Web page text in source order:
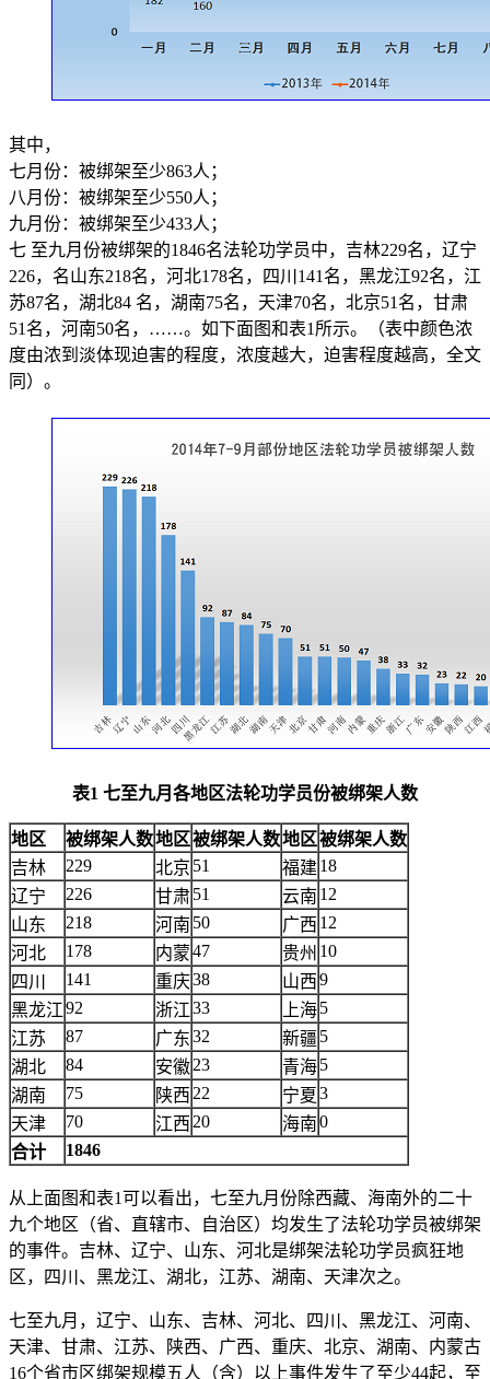
其中，
七月份：被绑架至少863人；
八月份：被绑架至少550人；
九月份：被绑架至少433人；
七 至九月份被绑架的1846名法轮功学员中，吉林229名，辽宁
226，名山东218名，河北178名，四川141名，黑龙江92名，江
苏87名，湖北84 名，湖南75名，天津70名，北京51名，甘肃
51名，河南50名，……。如下面图和表1所示。（表中颜色浓
度由浓到淡体现迫害的程度，浓度越大，迫害程度越高，全文
同）。
表1 七至九月各地区法轮功学员份被绑架人数
地区 被绑架人数地区被绑架人数地区被绑架人数
吉林
229 北京 51 福建18
辽宁
226 甘肃51 云南 12
山东
218 河南 50 广西 12
河北
178 内蒙47 贵州 10
四川
141 重庆38 山西9
黑龙江92 浙江33 上海5
江苏
87 广东32 新疆 5
湖北
84 安徽23 青海5
湖南
75 陕西 22 宁夏 3
天津
70 江西 20 海南0
合计
1846
从上面图和表1可以看出，七至九月份除西藏、海南外的二十
九个地区（省、直辖市、自治区）均发生了法轮功学员被绑架
的事件。吉林、辽宁、山东、河北是绑架法轮功学员疯狂地
区，四川、黑龙江、湖北，江苏、湖南、天津次之。
七至九月，辽宁、山东、吉林、河北、四川、黑龙江、河南、
天津、甘肃、江苏、陕西、广西、重庆、北京、湖南、内蒙古
16个省市区绑架规模五人（含）以上事件发生了至少44起，至